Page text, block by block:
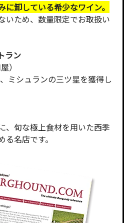
卸している希少なワイン。
いため、数量限定でお取扱い
ラン
）
ミシュランの三ツ星を獲得し
、旬な極上食材を用いた西季
名店です。